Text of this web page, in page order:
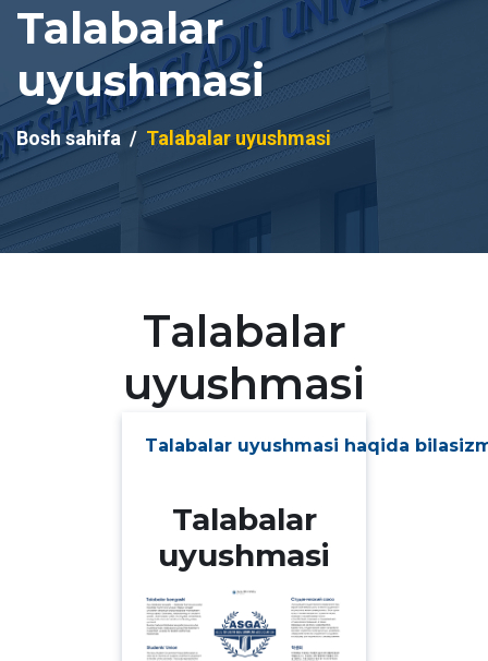
Talabalar
uyushmasi
Bosh sahifa Talabalar uyushmasi
Talabalar
uyushmasi
Talabalar uyushmasi haqida
Talabalar
uyushmasi